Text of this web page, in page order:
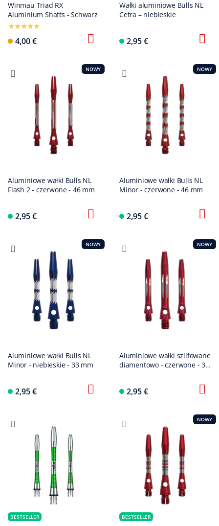
Winmau Triad RX
Aluminium Shafts - Schwarz
4,00 €
Wałki aluminiowe Bulls NL
Cetra – niebieskie
2,95 €
NOWY
Aluminiowe wałki Bulls NL
Flash 2 - czerwone - 46 mm
2,95 €
NOWY
Aluminiowe wałki Bulls NL
Minor - czerwone - 46 mm
2,95 €
NOWY
Aluminiowe wałki Bulls NL
Minor - niebieskie - 33 mm
2,95 €
NOWY
Aluminiowe wałki szlifowane
diamentowo - czerwone - 35
2,95 €
BESTSELLER
NOWY
BESTSELLER